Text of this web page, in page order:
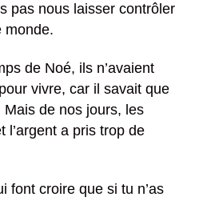
pas nous laisser contrôler
monde.
de Noé, ils n’avaient
vivre, car il savait que
de nos jours, les
l’argent a pris trop de
font croire que si tu n’as